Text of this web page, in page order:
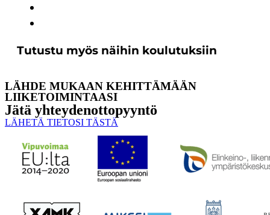
Tutustu myös näihin koulutuksiin
LÄHDE MUKAAN KEHITTÄMÄÄN
LIIKETOIMINTAASI
Jätä yhteyden­ottopyyntö
LÄHETÄ TIETOSI TÄSTÄ